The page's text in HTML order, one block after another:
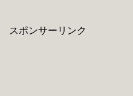
スポンサーリンク